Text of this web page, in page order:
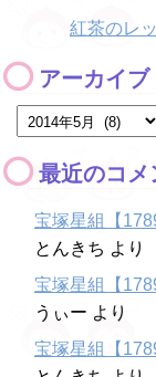
紅茶のレ
アーカイブ
最近のコメ
宝塚星組【
とんきち より
宝塚星組【
うぃー より
宝塚星組【